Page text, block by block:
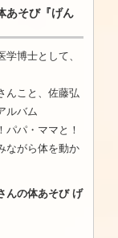
あそび『げん
学博士として、
んこと、佐藤弘
ルバム
パパ・ママと！
ながら体を動か
んの体あそび げ